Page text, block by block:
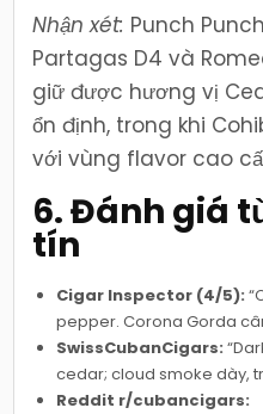
Nhận xét: Punch
Partagas D4 và
giữ được hương vị
ổn định, trong khi
với vùng flavor cao
6. Đánh giá
tín
Cigar Inspector (4/5):
pepper. Corona Gorda
SwissCubanCigars:
cedar; cloud smoke dày,
Reddit r/cubancigars: